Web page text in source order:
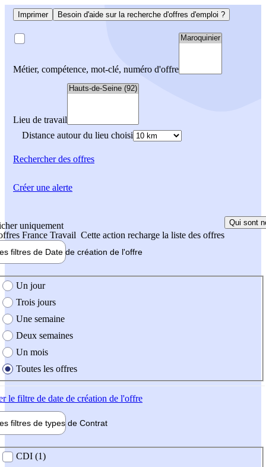
Imprimer Besoin d'aide sur la recherche d'offres d'emploi ?
Métier, compétence, mot-clé, numéro d'offre
Lieu de travail
Distance autour du lieu choisi
Rechercherdes offres
uniquement
France Travail Cette action recharge la liste des offres
Qui sont
filtres de Date de création de l'offre
création de l'offre
Un jour
Trois jours
Une semaine
Deux semaines
Un mois
Toutes les offres
le filtre de date de création de l'offre
filtres de types de Contrat
contrat
CDI (1)
Créer une alerte